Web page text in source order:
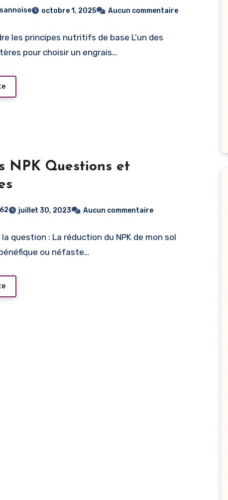
octobre 1, 2025 Aucun commentaire
les principes nutritifs de base L’un des
pour choisir un engrais…
NPK Questions et
juillet 30, 2023 Aucun commentaire
question : La réduction du NPK de mon sol
ou néfaste…